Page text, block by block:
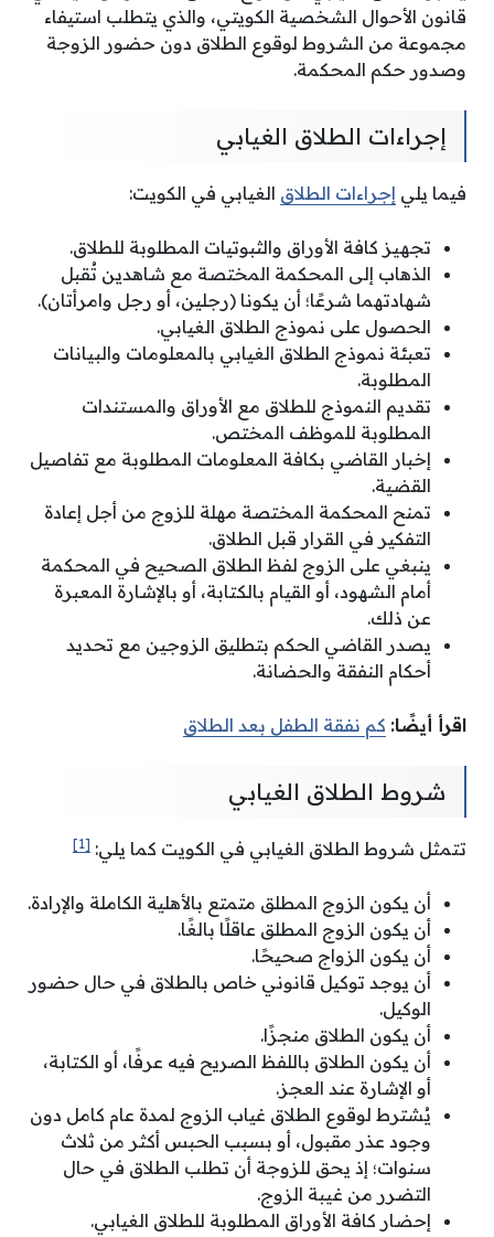
قانون الأحوال الشخصية الكويتي، والذي يتطلب استيفاء
مجموعة من الشروط لوقوع الطلاق دون حضور الزوجة
وصدور حكم المحكمة.
إجراءات الطلاق الغيابي
فيما يلي إجراءات الطلاق الغيابي في الكويت:
تجهيز كافة الأوراق والثبوتيات المطلوبة للطلاق.
الذهاب إلى المحكمة المختصة مع شاهدين تُقبل
شهادتهما شرعًا؛ أن يكونا (رجلين، أو رجل وامرأتان).
الحصول على نموذج الطلاق الغيابي.
تعبئة نموذج الطلاق الغيابي بالمعلومات والبيانات
المطلوبة.
تقديم النموذج للطلاق مع الأوراق والمستندات
المطلوبة للموظف المختص.
إخبار القاضي بكافة المعلومات المطلوبة مع تفاصيل
القضية.
تمنح المحكمة المختصة مهلة للزوج من أجل إعادة
التفكير في القرار قبل الطلاق.
ينبغي على الزوج لفظ الطلاق الصحيح في المحكمة
أمام الشهود، أو القيام بالكتابة، أو بالإشارة المعبرة
عن ذلك.
يصدر القاضي الحكم بتطليق الزوجين مع تحديد
أحكام النفقة والحضانة.
اقرأ أيضًا: كم نفقة الطفل بعد الطلاق
شروط الطلاق الغيابي
تتمثل شروط الطلاق الغيابي في الكويت كما يلي: [1]
أن يكون الزوج المطلق متمتع بالأهلية الكاملة والإرادة.
أن يكون الزوج المطلق عاقلًا بالغًا.
أن يكون الزواج صحيحًا.
أن يوجد توكيل قانوني خاص بالطلاق في حال حضور
الوكيل.
أن يكون الطلاق منجزًا.
أن يكون الطلاق باللفظ الصريح فيه عرفًا، أو الكتابة،
أو الإشارة عند العجز.
يُشترط لوقوع الطلاق غياب الزوج لمدة عام كامل دون
وجود عذر مقبول، أو بسبب الحبس أكثر من ثلاث
سنوات؛ إذ يحق للزوجة أن تطلب الطلاق في حال
التضرر من غيبة الزوج.
إحضار كافة الأوراق المطلوبة للطلاق الغيابي.